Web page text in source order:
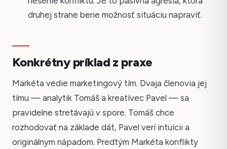
druhej strane berie možnosť situáciu napraviť.
Konkrétny príklad z praxe
Markéta vedie marketingový tím. Dvaja členovia jej
tímu — analytik Tomáš a kreatívec Pavel — sa
pravidelne stretávajú v spore. Tomáš chce
rozhodovať na základe dát, Pavel verí intuícii a
originálnym nápadom. Predtým Markéta konflikty